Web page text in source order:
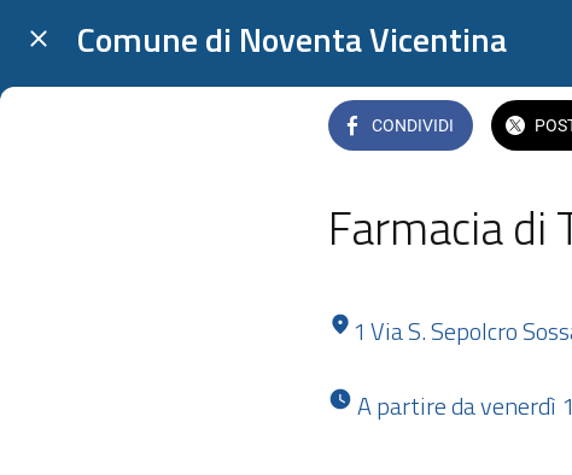
Comune di Noventa Vicentina
CONDIVIDI
Farmacia di
1 Via S. Sepolcro
A partire da venerdì